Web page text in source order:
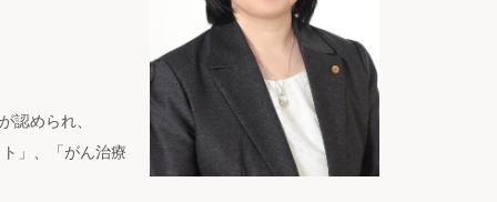
認められ、
」、「がん治療